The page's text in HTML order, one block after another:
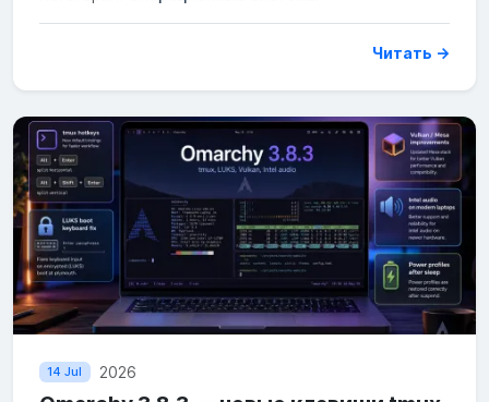
Читать →
14 Jul 2026